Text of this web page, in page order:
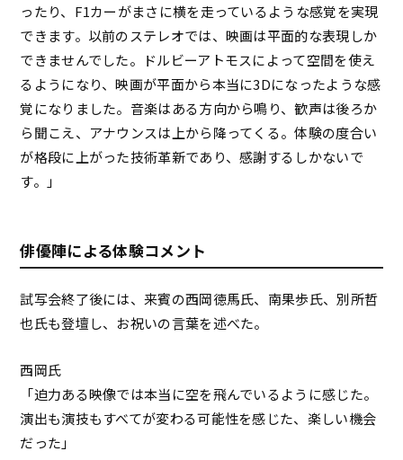
ったり、F1カーがまさに横を走っているような感覚を実現
できます。以前のステレオでは、映画は平面的な表現しか
できませんでした。ドルビーアトモスによって空間を使え
るようになり、映画が平面から本当に3Dになったような感
覚になりました。音楽はある方向から鳴り、歓声は後ろか
ら聞こえ、アナウンスは上から降ってくる。体験の度合い
が格段に上がった技術革新であり、感謝するしかないで
す。」
俳優陣による体験コメント
試写会終了後には、来賓の西岡徳馬氏、南果歩氏、別所哲
也氏も登壇し、お祝いの言葉を述べた。
西岡氏
「迫力ある映像では本当に空を飛んでいるように感じた。
演出も演技もすべてが変わる可能性を感じた、楽しい機会
だった」